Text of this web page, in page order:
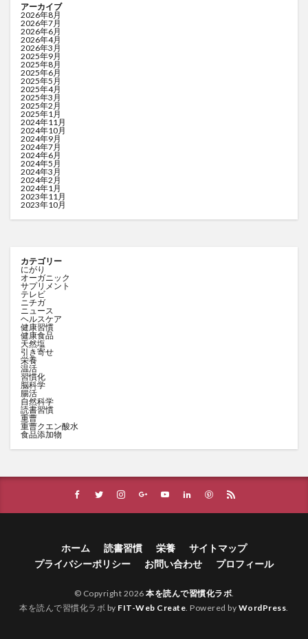
アーカイブ
2026年8月
2026年7月
2026年6月
2026年4月
2026年3月
2025年9月
2025年8月
2025年6月
2025年5月
2025年4月
2025年3月
2025年2月
2025年1月
2024年11月
2024年10月
2024年9月
2024年7月
2024年6月
2024年5月
2024年3月
2024年2月
2024年1月
2023年11月
2023年10月
カテゴリー
にがり
オーガニック
サプリメント
テレビ
ニチガ
ニュース
ヘルスケア
健康習慣
健康食品
天然塩
引き寄せ
栄養
温活
習慣化
脳科学
腸活
自然科学
読書習慣
重曹
重曹クエン酸水
食品添加物
ホーム 読書習慣 栄養
サイトマップ
プライバシーポリシー
お問い合わせ プロフィール
© Copyright 2026 本を読んで習慣化ラボ
本を読んで習慣化ラボ by FIT-Web Create . Powered by WordPress